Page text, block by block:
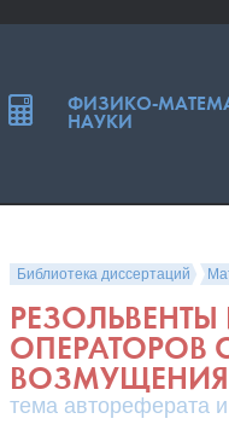
Библиотека диссертаций
ОПЕРАТОРОВ
тема автореферата
ФИЗИКО-
НАУКИ